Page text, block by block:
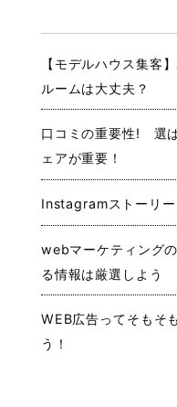
【モデルハウス集客
ルームは大丈夫？
口コミの重要性! 選
ェアが重要！
Instagramストーリー
webマーケティング
る情報は厳選しよう
WEB広告ってそもそ
う！